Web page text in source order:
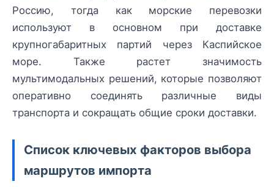
Россию, тогда как морские перевозки
используют в основном при доставке
крупногабаритных партий через Каспийское
море. Также растет значимость
мультимодальных решений, которые позволяют
оперативно соединять различные виды
транспорта и сокращать общие сроки доставки.
Список ключевых факторов выбора
маршрутов импорта